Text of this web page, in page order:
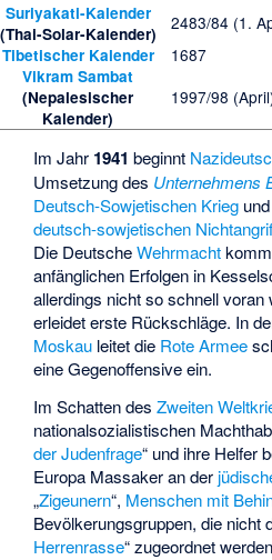
Suriyakati-Kalender
(Thai-Solar-Kalender)
2483/84 (1.
Tibetischer Kalender 1687
Vikram Sambat
(Nepalesischer
Kalender)
1997/98
Im Jahr 1941 beginnt
Umsetzung des Unternehmens
Deutsch-Sowjetischen Krieg
deutsch-sowjetischen
Die DeutscheWehrmacht
anfänglichen Erfolgen in
allerdings nicht so schnell voran
erleidet erste Rückschläge. In
Moskau leitet die Rote Armee
eine Gegenoffensive ein.
Im Schatten desZweiten
nationalsozialistischen
der Judenfrage“ und ihre Helfer
Europa Massaker an der
„Zigeunern“, Menschen mit
Bevölkerungsgruppen, die nicht
Herrenrasse“ zugeordnet